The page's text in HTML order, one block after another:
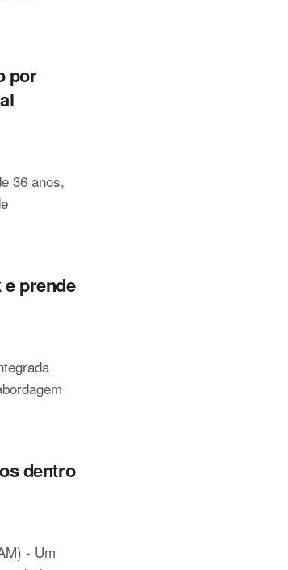
por
36 anos,
e prende
dentro
- Um